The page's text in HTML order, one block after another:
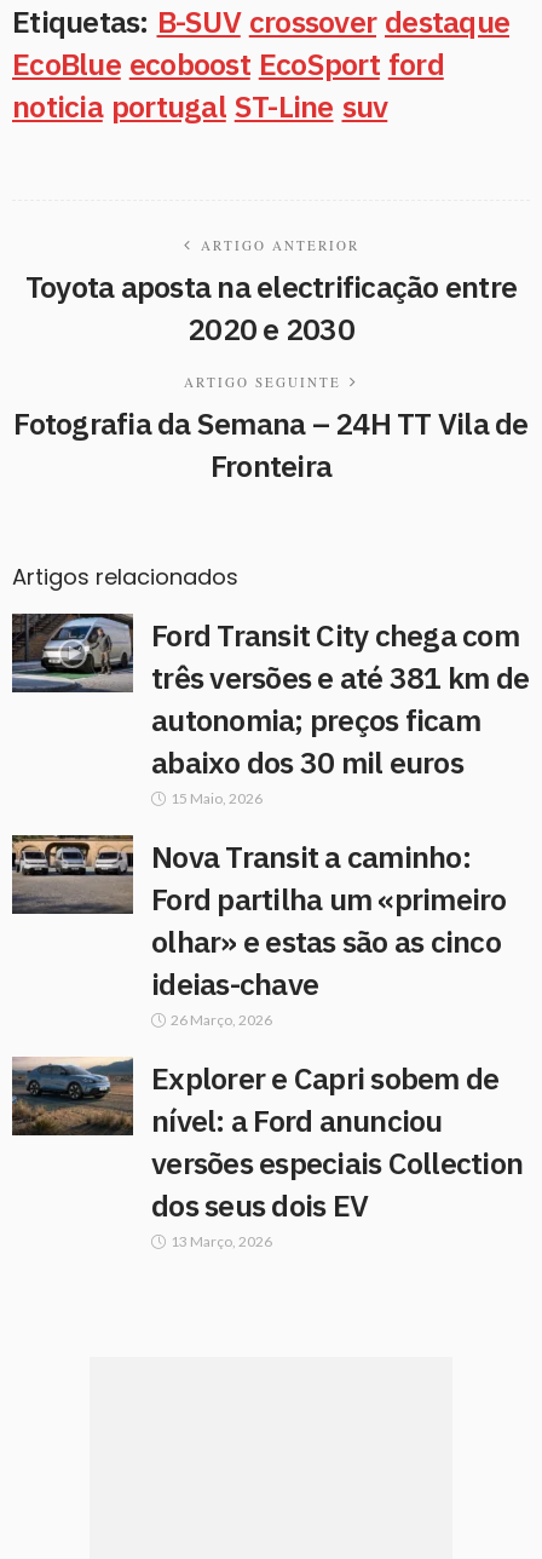
Etiquetas: B-SUV crossover destaque
EcoBlue ecoboost EcoSport ford
noticia portugal ST-Line suv
ARTIGO ANTERIOR
Toyota aposta na electrificação entre
2020 e 2030
ARTIGO SEGUINTE
Fotografia da Semana – 24H TT Vila de
Fronteira
Artigos relacionados
Ford Transit City chega com
três versões e até 381 km de
autonomia; preços ficam
abaixo dos 30 mil euros
15 Maio, 2026
Nova Transit a caminho:
Ford partilha um «primeiro
olhar» e estas são as cinco
ideias-chave
26 Março, 2026
Explorer e Capri sobem de
nível: a Ford anunciou
versões especiais Collection
dos seus dois EV
13 Março, 2026